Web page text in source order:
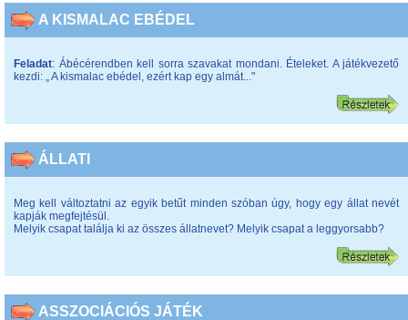
A KISMALAC EBÉDEL
Feladat: Ábécérendben kell sorra szavakat mondani. Ételeket. A játékvezető
kezdi: „ A kismalac ebédel, ezért kap egy almát..."
ÁLLATI
Meg kell változtatni az egyik betűt minden szóban úgy, hogy egy állat nevét
kapják megfejtésül.
Melyik csapat találja ki az összes állatnevet? Melyik csapat a leggyorsabb?
ASSZOCIÁCIÓS JÁTÉK